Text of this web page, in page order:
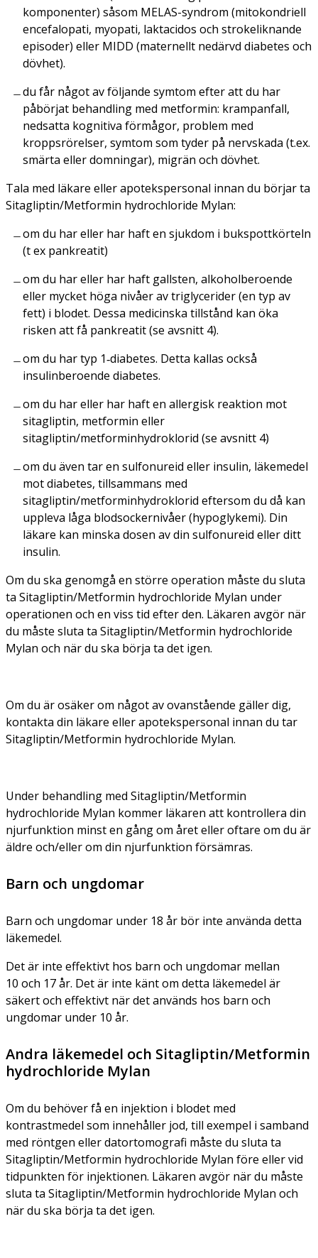
komponenter) såsom MELAS-syndrom (mitokondriell
encefalopati, myopati, laktacidos och strokeliknande
episoder) eller MIDD (maternellt nedärvd diabetes och
dövhet).
du får något av följande symtom efter att du har
påbörjat behandling med metformin: krampanfall,
nedsatta kognitiva förmågor, problem med
kroppsrörelser, symtom som tyder på nervskada (t.ex.
smärta eller domningar), migrän och dövhet.
Tala med läkare eller apotekspersonal innan du börjar ta
Sitagliptin/Metformin hydrochloride Mylan:
om du har eller har haft en sjukdom i bukspottkörteln
(t ex pankreatit)
om du har eller har haft gallsten, alkoholberoende
eller mycket höga nivåer av triglycerider (en typ av
fett) i blodet. Dessa medicinska tillstånd kan öka
risken att få pankreatit (se avsnitt 4).
om du har typ 1‑diabetes. Detta kallas också
insulinberoende diabetes.
om du har eller har haft en allergisk reaktion mot
sitagliptin, metformin eller
sitagliptin/metforminhydroklorid (se avsnitt 4)
om du även tar en sulfonureid eller insulin, läkemedel
mot diabetes, tillsammans med
sitagliptin/metforminhydroklorid eftersom du då kan
uppleva låga blodsockernivåer (hypoglykemi). Din
läkare kan minska dosen av din sulfonureid eller ditt
insulin.
Om du ska genomgå en större operation måste du sluta
ta Sitagliptin/Metformin hydrochloride Mylan under
operationen och en viss tid efter den. Läkaren avgör när
du måste sluta ta Sitagliptin/Metformin hydrochloride
Mylan och när du ska börja ta det igen.
Om du är osäker om något av ovanstående gäller dig,
kontakta din läkare eller apotekspersonal innan du tar
Sitagliptin/Metformin hydrochloride Mylan.
Under behandling med Sitagliptin/Metformin
hydrochloride Mylan kommer läkaren att kontrollera din
njurfunktion minst en gång om året eller oftare om du är
äldre och/eller om din njurfunktion försämras.
Barn och ungdomar
Barn och ungdomar under 18 år bör inte använda detta
läkemedel.
Det är inte effektivt hos barn och ungdomar mellan
10 och 17 år. Det är inte känt om detta läkemedel är
säkert och effektivt när det används hos barn och
ungdomar under 10 år.
Andra läkemedel och Sitagliptin/Metformin
hydrochloride Mylan
Om du behöver få en injektion i blodet med
kontrastmedel som innehåller jod, till exempel i samband
med röntgen eller datortomografi måste du sluta ta
Sitagliptin/Metformin hydrochloride Mylan före eller vid
tidpunkten för injektionen. Läkaren avgör när du måste
sluta ta Sitagliptin/Metformin hydrochloride Mylan och
när du ska börja ta det igen.